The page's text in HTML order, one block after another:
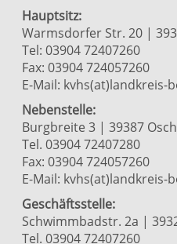
Hauptsitz:
Warmsdorfer Str. 20 |
Tel: 03904 72407260
Fax: 03904 724057260
E-Mail: kvhs(at)landkreis-
Nebenstelle:
Burgbreite 3 | 39387
Tel. 03904 72407280
Fax: 03904 724057260
E-Mail: kvhs(at)landkreis-
Geschäftsstelle:
Schwimmbadstr. 2a |
Tel. 03904 72407260